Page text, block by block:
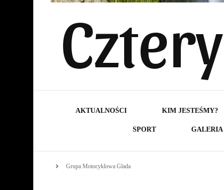
AKTUALNOŚCI KIM JESTEŚMY?
SPORT GALERIA
Grupa Motocyklowa Glada